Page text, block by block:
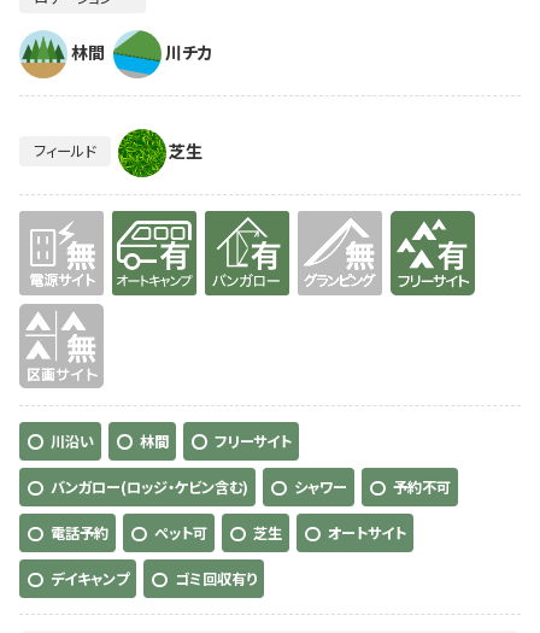
林間 川チカ
フィールド 芝生
無 有り 有り 有り
無
川沿い 林間 フリーサイト
バンガロー(ロッジ・ケビン含む) シャワー 予約不可
電話予約 ペット可 芝生 オートサイト
デイキャンプ ゴミ回収有り